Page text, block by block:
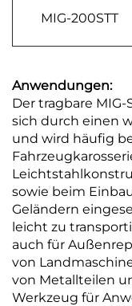
MIG-200STT
Anwendungen:
Der tragbare
sich durch einen
und wird häufig
sowie beim
Geländern
leicht zu
auch für
von
von Metallteilen
Werkzeug für